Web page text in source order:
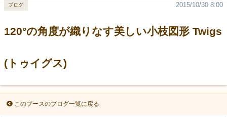
120°の角度が織りなす美しい小枝図形 Twigs
(トゥイグス)
2015/10/30 8:00
ブログ
このブースのブログ一覧に戻る